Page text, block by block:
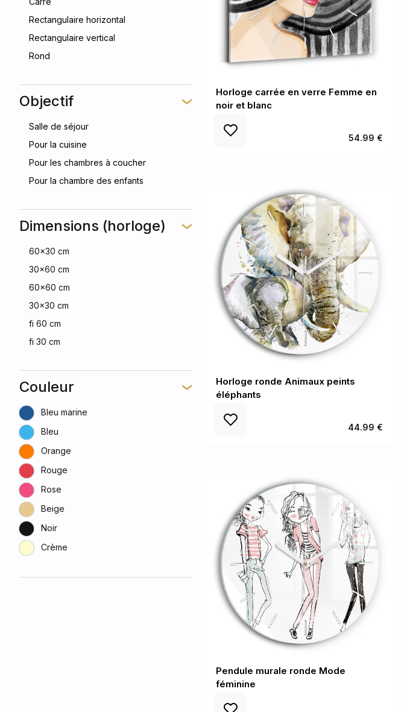
Rectangulaire horizontal
Rectangulaire vertical
Rond
Objectif
Salle de séjour
Pour la cuisine
Pour les chambres à coucher
Pour la chambre des enfants
Dimensions (horloge)
60x30 cm
30x60 cm
60x60 cm
30x30 cm
fi 60 cm
fi 30 cm
Couleur
Bleu marine
Bleu
Orange
Rouge
Rose
Beige
Noir
Crème
Horloge carrée en verre Femme en
noir et blanc
54.99 €
Horloge ronde Animaux peints
éléphants
44.99 €
Pendule murale ronde Mode
féminine